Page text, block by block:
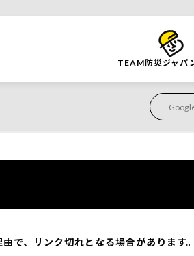
TEAM防災ジャパ
で、リンク切れとなる場合があります